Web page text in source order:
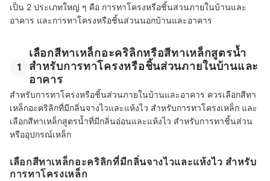
เป็น 2 ประเภทใหญ่ ๆ คือ การทาโครงหรือชิ้นส่วนภายในบ้านและ
อาคาร และการทาโครงหรือชิ้นส่วนนอกบ้านและอาคาร
1
เลือกสีทาเหล็กอะคริลิกหรือสีทาเหล็กสูตรน้ำ
สำหรับการทาโครงหรือชิ้นส่วนภายในบ้านและ
อาคาร
สำหรับการทาโครงหรือชิ้นส่วนภายในบ้านและอาคาร ควรเลือกสีทา
เหล็กอะคริลิกที่มีกลิ่นจางไวและแห้งไว สำหรับการทาโครงเหล็ก และ
เลือกสีทาเหล็กสูตรน้ำที่มีกลิ่นอ่อนและแห้งไว สำหรับการทาชิ้นส่วน
หรืออุปกรณ์เหล็ก
เลือกสีทาเหล็กอะคริลิกที่มีกลิ่นจางไวและแห้งไว สำหรับ
การทาโครงเหล็ก